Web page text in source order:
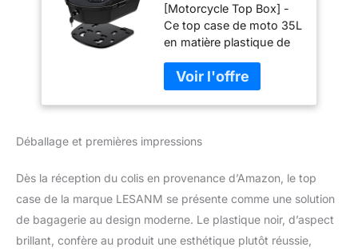
Plastique avec
Dossier arrière
profilé en Plastique
- Support Universel
étanche pour
Casque et Bagages
- Noir
[Motorcycle Top Box] -
Ce top case de moto 35L
en matière plastique de
fournir un espace de
stockage sûr et efficace,
les serrures en acier
perte d'objets importants
vos gants, vos
documents, etc. [Coffre
de capacité de stockage
parfaite de 35 L] -
Résistance aux
Déballage et premières impressions
Dès la réception du colis en provenance d’Amazon, le top
case de la marque LESANM se présente comme une solution
de bagagerie au design moderne. Le plastique noir, d’aspect
brillant, confère au produit une esthétique plutôt réussie,